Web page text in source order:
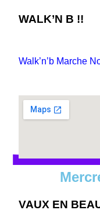
WALK’N B !!
Walk’n’b Marche
VAUX EN